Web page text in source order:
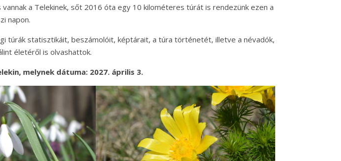
a Telekinek, sőt 2016 óta egy 10 kilométeres túrát is rendezünk ezen a
napon.
túrák statisztikáit, beszámolóit, képtárait, a túra történetét, illetve a névadók,
életéről is olvashattok.
melynek dátuma: 2027. április 3.